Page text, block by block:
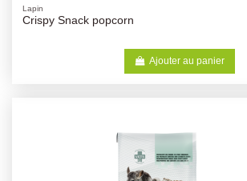
Lapin
Crispy Snack popcorn
Ajouter au panier